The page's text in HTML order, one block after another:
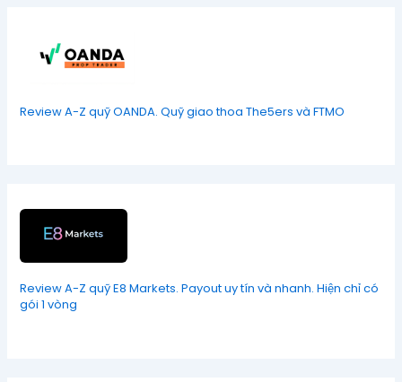
Review A-Z quỹ OANDA. Quỹ giao thoa The5ers và FTMO
Review A-Z quỹ E8 Markets. Payout uy tín và nhanh. Hiện chỉ có
gói 1 vòng